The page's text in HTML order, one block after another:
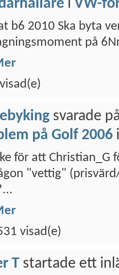
i VW-
b6 2010 Ska byta
på
svarade
på Golf 2006
för att Christian_G
"vettig"
visad(e)
T startade ett